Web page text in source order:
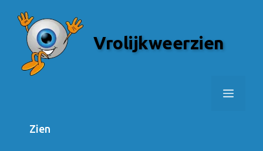
content
Vrolijkweerzien
Menu
Zien